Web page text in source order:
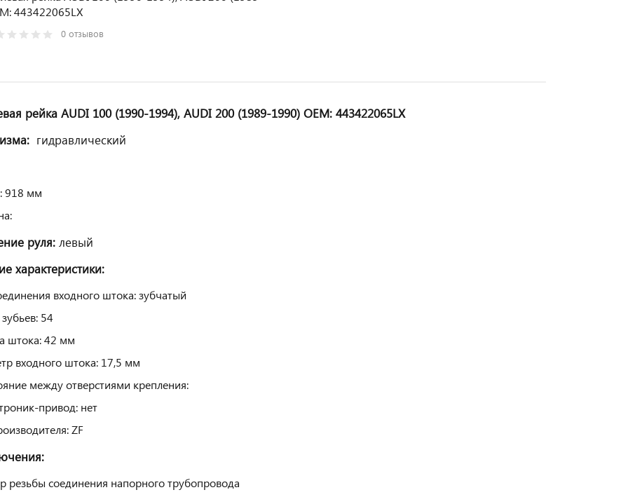
443422065LX
0 отзывов
рейка AUDI 100 (1990-1994), AUDI 200 (1989-1990) OEM: 443422065LX
гидравлический
918 мм
руля: левый
характеристики:
входного штока: зубчатый
54
штока: 42 мм
входного штока: 17,5 мм
между отверстиями крепления:
привод: нет
ZF
резьбы соединения напорного трубопровода